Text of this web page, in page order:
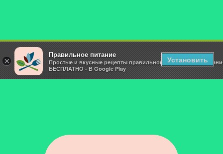
×
Правильное питание
Простые и вкусные рецепты правильного и здорового
БЕСПЛАТНО - В Google Play
Установить